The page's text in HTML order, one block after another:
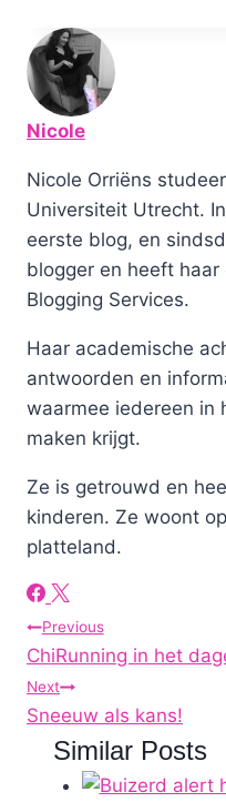
Nicole
Nicole Orriëns
Universiteit Utrecht.
eerste blog, en
blogger en heeft
Blogging Services.
Haar academische
antwoorden en
waarmee iedereen in
maken krijgt.
Ze is getrouwd en
kinderen. Ze woont
platteland.
Post
navigation
Previous
ChiRunning in het
Next
Sneeuw als kans!
Similar Posts